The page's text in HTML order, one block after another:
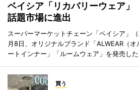
ベイシア「リカバリーウェア
話題市場に進出
スーパーマーケットチェーン「ベイシア」
月8日、オリジナルブランド「ALWEAR（
ートインナー」「ルームウェア」を発売した
買う